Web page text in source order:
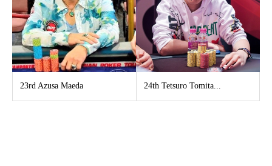
23rd Azusa Maeda 24th​ Tetsuro Tomita...